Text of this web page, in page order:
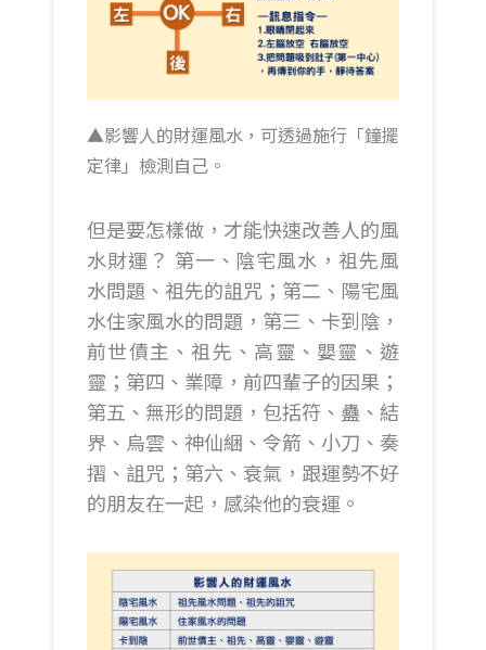
▲影響人的財運風水，可透過施行「鐘擺
定律」檢測自己。
但是要怎樣做，才能快速改善人的風
水財運？ 第一、陰宅風水，祖先風
水問題、祖先的詛咒；第二、陽宅風
水住家風水的問題，第三、卡到陰，
前世債主、祖先、高靈、嬰靈、遊
靈；第四、業障，前四輩子的因果；
第五、無形的問題，包括符、蠱、結
界、烏雲、神仙綑、令箭、小刀、奏
摺、詛咒；第六、衰氣，跟運勢不好
的朋友在一起，感染他的衰運。